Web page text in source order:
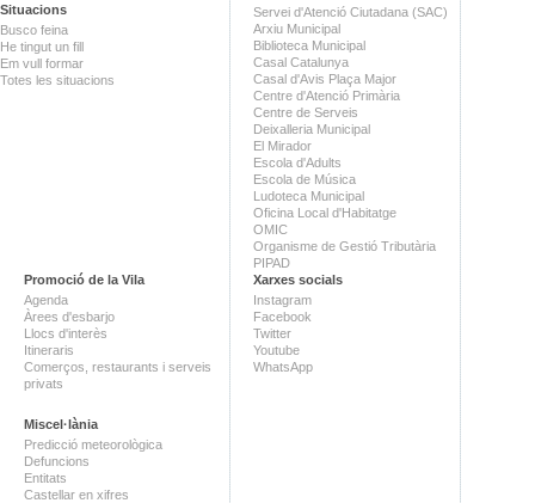
Situacions
Busco feina
He tingut un fill
Em vull formar
Totes les situacions
Servei d'Atenció Ciutadana (SAC)
Arxiu Municipal
Biblioteca Municipal
Casal Catalunya
Casal d'Avis Plaça Major
Centre d'Atenció Primària
Centre de Serveis
Deixalleria Municipal
El Mirador
Escola d'Adults
Escola de Música
Ludoteca Municipal
Oficina Local d'Habitatge
OMIC
Organisme de Gestió Tributària
PIPAD
Promoció de la Vila
Agenda
Àrees d'esbarjo
Llocs d'interès
Itineraris
Comerços, restaurants i serveis
privats
Miscel·lània
Predicció meteorològica
Defuncions
Entitats
Castellar en xifres
Xarxes socials
Instagram
Facebook
Twitter
Youtube
WhatsApp